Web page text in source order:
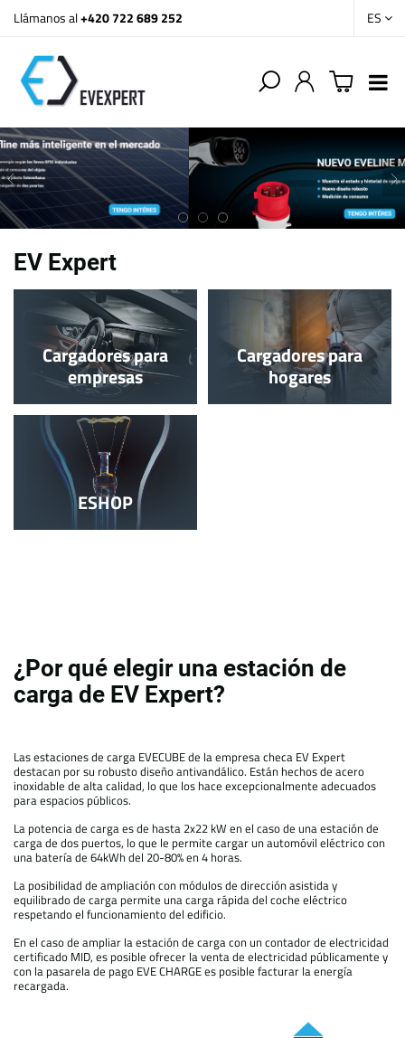
Llámanos al+420 722 689 252 ES
EV Expert
Cargadores para
empresas
Cargadores para
hogares
ESHOP
¿Por qué elegir una estación de
carga de EV Expert?
Las estaciones de carga EVECUBE de la empresa checa EV Expert
destacan por su robusto diseño antivandálico. Están hechos de acero
inoxidable de alta calidad, lo que los hace excepcionalmente adecuados
para espacios públicos.
La potencia de carga es de hasta 2x22 kW en el caso de una estación de
carga de dos puertos, lo que le permite cargar un automóvil eléctrico con
una batería de 64kWh del 20-80% en 4 horas.
La posibilidad de ampliación con módulos de dirección asistida y
equilibrado de carga permite una carga rápida del coche eléctrico
respetando el funcionamiento del edificio.
En el caso de ampliar la estación de carga con un contador de electricidad
certificado MID, es posible ofrecer la venta de electricidad públicamente y
con la pasarela de pago EVE CHARGE es posible facturar la energía
recargada.